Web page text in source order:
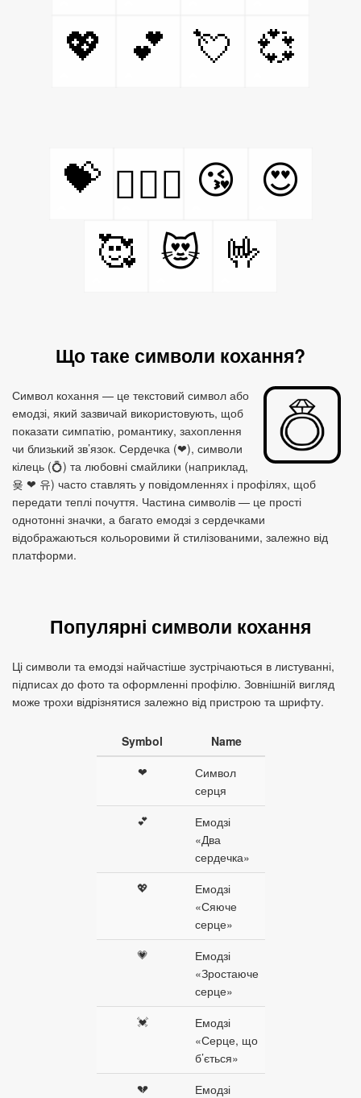
💖 💕 💘 💞
💝 👩‍❤️‍👨 😘
😍
🥰
😻 🤟
Що таке символи кохання?
Символ кохання — це текстовий символ або
емодзі, який зазвичай використовують, щоб
показати симпатію, романтику, захоплення
чи близький зв’язок. Сердечка (❤), символи
кілець (💍) та любовні смайлики (наприклад,
욪 ❤ 유) часто ставлять у повідомленнях і профілях, щоб
передати теплі почуття. Частина символів — це прості
однотонні значки, а багато емодзі з сердечками
відображаються кольоровими й стилізованими, залежно від
платформи.
Популярні символи кохання
Ці символи та емодзі найчастіше зустрічаються в листуванні,
підписах до фото та оформленні профілю. Зовнішній вигляд
може трохи відрізнятися залежно від пристрою та шрифту.
Symbol
Name
❤
Символ
серця
💕
Емодзі
«Два
сердечка»
💖
Емодзі
«Сяюче
серце»
💗
Емодзі
«Зростаюче
серце»
💓
Емодзі
«Серце, що
б’ється»
💔
Емодзі